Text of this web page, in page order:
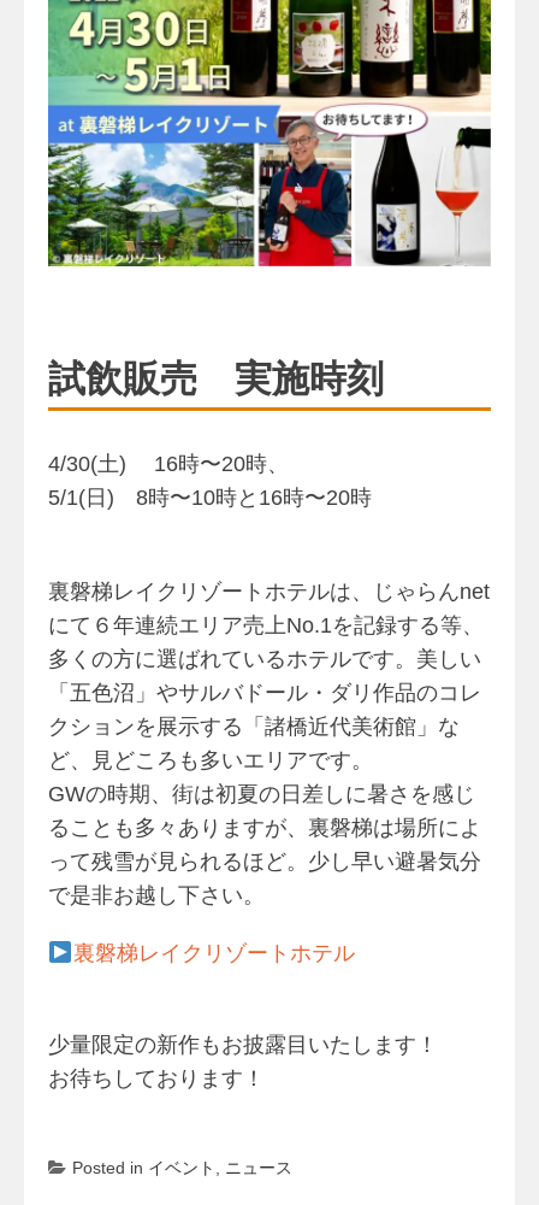
試飲販売 実施時刻
4/30(土) 16時〜20時、
5/1(日) 8時〜10時と16時〜20時
裏磐梯レイクリゾートホテルは、じゃらんnet
にて６年連続エリア売上No.1を記録する等、
多くの方に選ばれているホテルです。美しい
「五色沼」やサルバドール・ダリ作品のコレ
クションを展示する「諸橋近代美術館」な
ど、見どころも多いエリアです。
GWの時期、街は初夏の日差しに暑さを感じ
ることも多々ありますが、裏磐梯は場所によ
って残雪が見られるほど。少し早い避暑気分
で是非お越し下さい。
裏磐梯レイクリゾートホテル
少量限定の新作もお披露目いたします！
お待ちしております！
Posted in イベント ニュース